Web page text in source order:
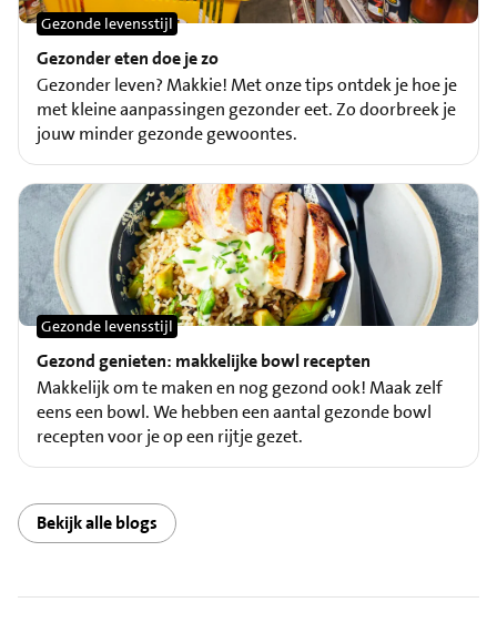
Gezonder eten doe je zo
Gezonde levensstijl
Gezonder leven? Makkie! Met onze tips ontdek je hoe je
met kleine aanpassingen gezonder eet. Zo doorbreek je
jouw minder gezonde gewoontes.
Gezond genieten: makkelijke bowl recepten
Gezonde levensstijl
Makkelijk om te maken en nog gezond ook! Maak zelf
eens een bowl. We hebben een aantal gezonde bowl
recepten voor je op een rijtje gezet.
Bekijk alle blogs